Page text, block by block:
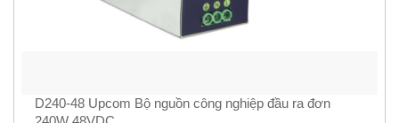
D240-48 Upcom Bộ nguồn công nghiệp đầu ra đơn